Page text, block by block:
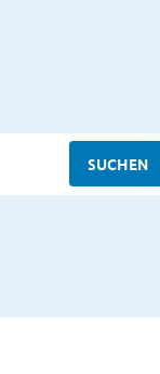
SUCHEN